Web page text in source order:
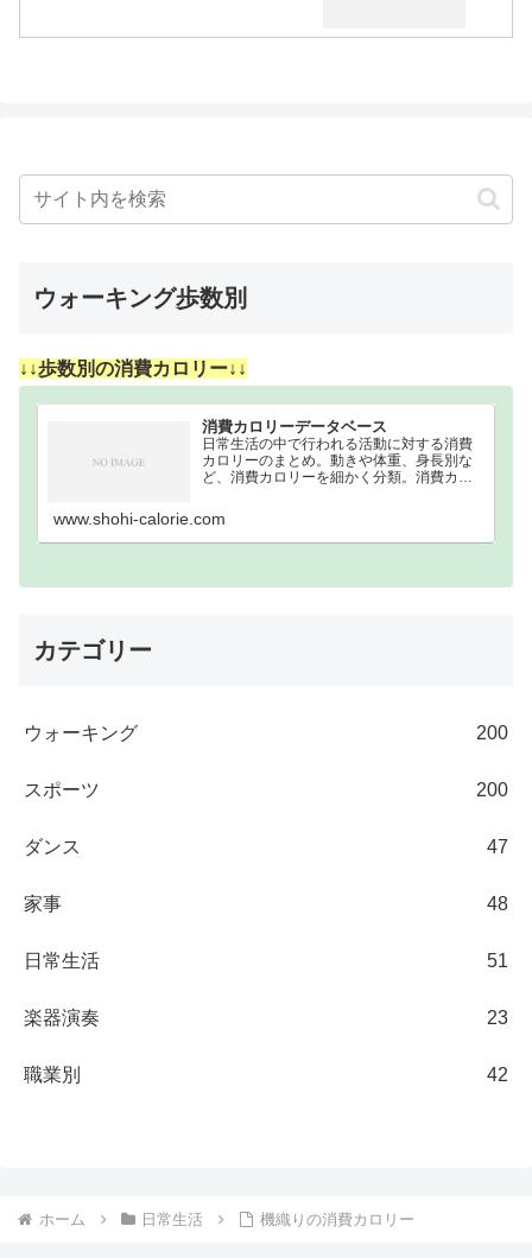
ウォーキング歩数別
↓↓歩数別の消費カロリー↓↓
消費カロリーデータベース
日常生活の中で行われる活動に対する消費
カロリーのまとめ。動きや体重、身長別な
ど、消費カロリーを細かく分類。消費カロ
600歩700歩800歩900歩10…
www.shohi-calorie.com
カテゴリー
ウォーキング 200
スポーツ 200
ダンス 47
家事 48
日常生活 51
楽器演奏 23
職業別 42
ホーム 日常生活 機織りの消費カロリー